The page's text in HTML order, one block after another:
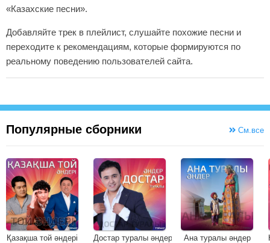
«Казахские песни».
Добавляйте трек в плейлист, слушайте похожие песни и
переходите к рекомендациям, которые формируются по
реальному поведению пользователей сайта.
Популярные сборники См.все
Қазақша той әндері Достар туралы әндер Ана туралы әндер